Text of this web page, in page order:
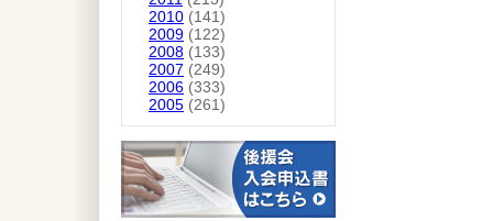
2010 (141)
2009 (122)
2008 (133)
2007 (249)
2006 (333)
2005 (261)